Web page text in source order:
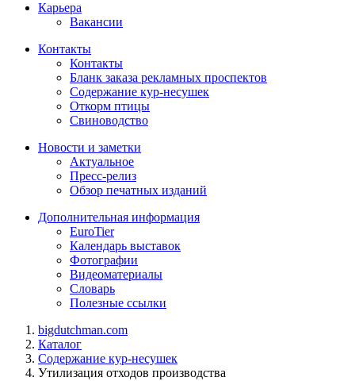
Карьера
Вакансии
Контакты
Контакты
Бланк заказа рекламных проспектов
Содержание кур-несушек
Откорм птицы
Свиноводство
Новости и заметки
Актуальное
Пресс-релиз
Обзор печатных изданий
Дополнительная информация
EuroTier
Календарь выставок
Фотографии
Видеоматериалы
Словарь
Полезные ссылки
bigdutchman.com
Каталог
Содержание кур-несушек
Утилизация отходов производства